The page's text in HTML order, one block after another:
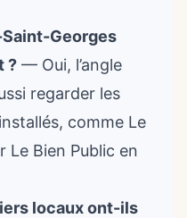
Georges
? — Oui, l’angle
regarder les
comme Le
Le Bien Public en
locaux ont-ils